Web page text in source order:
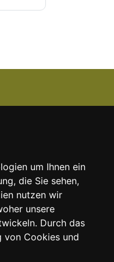
um Ihnen ein
die Sie sehen,
nutzen wir
unsere
Durch das
von Cookies und